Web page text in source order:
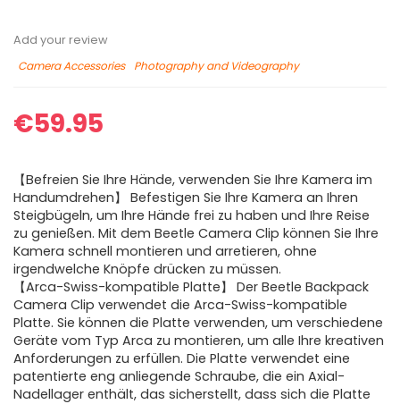
Add your review
Camera Accessories
Photography and Videography
€59.95
【Befreien Sie Ihre Hände, verwenden Sie Ihre Kamera im
Handumdrehen】 Befestigen Sie Ihre Kamera an Ihren
Steigbügeln, um Ihre Hände frei zu haben und Ihre Reise
zu genießen. Mit dem Beetle Camera Clip können Sie Ihre
Kamera schnell montieren und arretieren, ohne
irgendwelche Knöpfe drücken zu müssen.
【Arca-Swiss-kompatible Platte】 Der Beetle Backpack
Camera Clip verwendet die Arca-Swiss-kompatible
Platte. Sie können die Platte verwenden, um verschiedene
Geräte vom Typ Arca zu montieren, um alle Ihre kreativen
Anforderungen zu erfüllen. Die Platte verwendet eine
patentierte eng anliegende Schraube, die ein Axial-
Nadellager enthält, das sicherstellt, dass sich die Platte